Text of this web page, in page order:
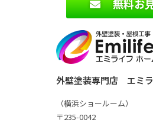
無料お
外壁塗装専門店 エミ
（横浜ショールーム）
〒235-0042